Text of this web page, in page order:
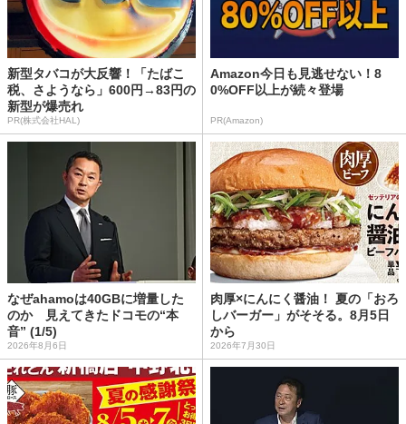
新型タバコが大反響！「たばこ
税、さようなら」600円→83円の
新型が爆売れ
PR(株式会社HAL)
Amazon今日も見逃せない！8
0%OFF以上が続々登場
PR(Amazon)
なぜahamoは40GBに増量した
のか 見えてきたドコモの“本
音” (1/5)
2026年8月6日
肉厚×にんにく醤油！ 夏の「おろ
しバーガー」がそそる。8月5日
から
2026年7月30日